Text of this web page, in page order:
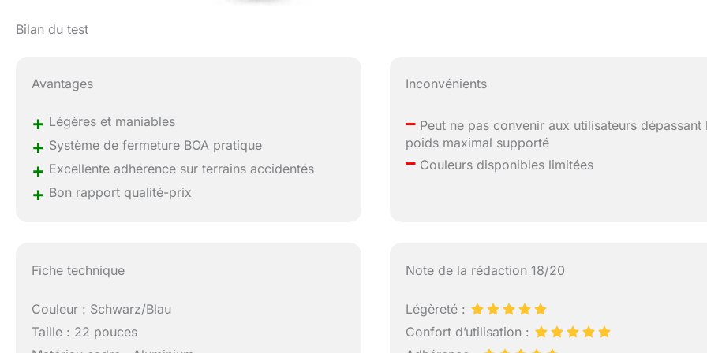
Bilan du test
Avantages
+ Légères et maniables
+ Système de fermeture BOA pratique
+ Excellente adhérence sur terrains accidentés
+ Bon rapport qualité-prix
Inconvénients
– Peut ne pas convenir aux utilisateurs dépassant
poids maximal supporté
– Couleurs disponibles limitées
Fiche technique
Couleur : Schwarz/Blau
Taille : 22 pouces
Note de la rédaction 18/20
Légèreté :
Confort d’utilisation :